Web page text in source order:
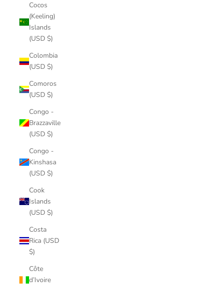
Cocos
(Keeling)
Islands
(USD $)
Colombia
(USD $)
Comoros
(USD $)
Congo -
Brazzaville
(USD $)
Congo -
Kinshasa
(USD $)
Cook
Islands
(USD $)
Costa
Rica (USD
$)
Côte
d’Ivoire